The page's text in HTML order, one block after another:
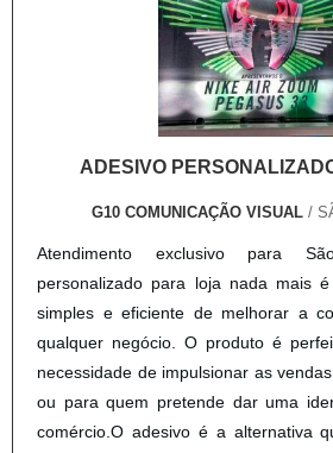
deve ser adquirido com empresas
de cuidado ajuda a garantir a
materiais, além de evitar
frequentes de produtos que não
funções adequadamente. Assim, é
desnecessários.Existem diversos
empresa que entrega confiança e
Alguns desses motivos são:
consultores associados; Profissionais
na área de atuação;
aprimoração dos produtos e
qualidade onde são realizadas as
produção de última geração;
geração. A EMPRESA MAIS
ADESIVO
G10 COMUNICAÇÃO VISUAL/
Atendimento exclusivo para
personalizado para loja nada mais
simples e eficiente de melhorar a
qualquer negócio. O produto é
necessidade de impulsionar as
ou para quem pretende dar uma
comércio.O adesivo é a alternativa